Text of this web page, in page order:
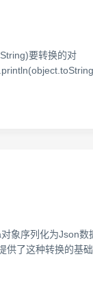
要转换的对
象序列化为Json数
供了这种转换的基